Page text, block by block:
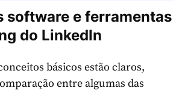
software e ferramentas
do LinkedIn
básicos estão claros,
entre algumas das